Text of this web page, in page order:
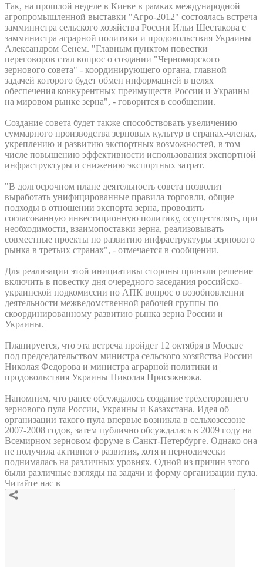
Так, на прошлой неделе в Киеве в рамках международной
агропромышленной выставки "Агро-2012" состоялась встреча
замминистра сельского хозяйства России Ильи Шестакова с
замминистра аграрной политики и продовольствия Украины
Александром Сенем. "Главным пунктом повестки
переговоров стал вопрос о создании "Черноморского
зернового совета" - координирующего органа, главной
задачей которого будет обмен информацией в целях
обеспечения конкурентных преимуществ России и Украины
на мировом рынке зерна", - говорится в сообщении.
Создание совета будет также способствовать увеличению
суммарного производства зерновых культур в странах-членах,
укреплению и развитию экспортных возможностей, в том
числе повышению эффективности использования экспортной
инфраструктуры и снижению экспортных затрат.
"В долгосрочном плане деятельность совета позволит
выработать унифицированные правила торговли, общие
подходы в отношении экспорта зерна, проводить
согласованную инвестиционную политику, осуществлять, при
необходимости, взаимопоставки зерна, реализовывать
совместные проекты по развитию инфраструктуры зернового
рынка в третьих странах", - отмечается в сообщении.
Для реализации этой инициативы стороны приняли решение
включить в повестку дня очередного заседания российско-
украинской подкомиссии по АПК вопрос о возобновлении
деятельности межведомственной рабочей группы по
скоординированному развитию рынка зерна России и
Украины.
Планируется, что эта встреча пройдет 12 октября в Москве
под председательством министра сельского хозяйства России
Николая Федорова и министра аграрной политики и
продовольствия Украины Николая Присяжнюка.
Напомним, что ранее обсуждалось создание трёхстороннего
зернового пула России, Украины и Казахстана. Идея об
организации такого пула впервые возникла в сельхозсезоне
2007-2008 годов, затем публично обсуждалась в 2009 году на
Всемирном зерновом форуме в Санкт-Петербурге. Однако она
не получила активного развития, хотя и периодически
поднималась на различных уровнях. Одной из причин этого
были различные взгляды на задачи и форму организации пула.
Читайте нас в